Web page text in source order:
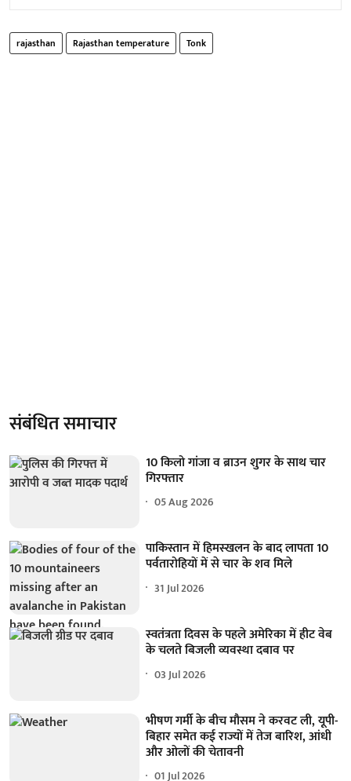
rajasthan Rajasthan temperature Tonk
संबंधित समाचार
10 किलो गांजा व ब्राउन शुगर के साथ चार
गिरफ्तार
05 Aug 2026
पाकिस्तान में हिमस्खलन के बाद लापता 10
पर्वतारोहियों में से चार के शव मिले
31 Jul 2026
स्वतंत्रता दिवस के पहले अमेरिका में हीट वेब
के चलते बिजली व्यवस्था दबाव पर
03 Jul 2026
भीषण गर्मी के बीच मौसम ने करवट ली, यूपी-
बिहार समेत कई राज्यों में तेज बारिश, आंधी
और ओलों की चेतावनी
01 Jul 2026